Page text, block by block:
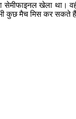
खेला था।
भी कुछ मैच मिस कर सकते